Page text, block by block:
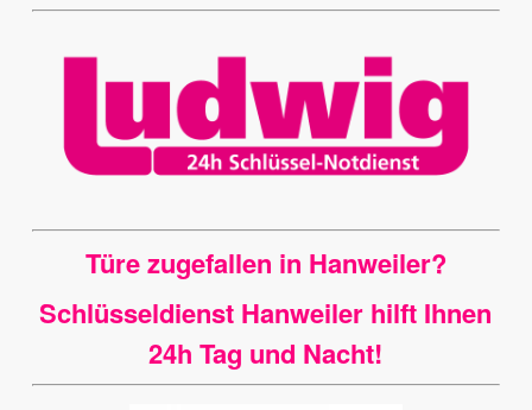
Türe zugefallen in Hanweiler?
Schlüsseldienst Hanweiler hilft Ihnen
24h Tag und Nacht!